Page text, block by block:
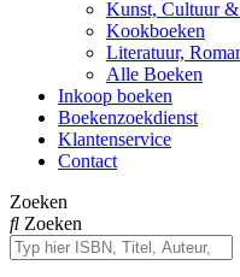
Kunst, Cultuur
Kookboeken
Literatuur,
Alle Boeken
Inkoop boeken
Boekenzoekdienst
Klantenservice
Contact
Zoeken
Zoeken